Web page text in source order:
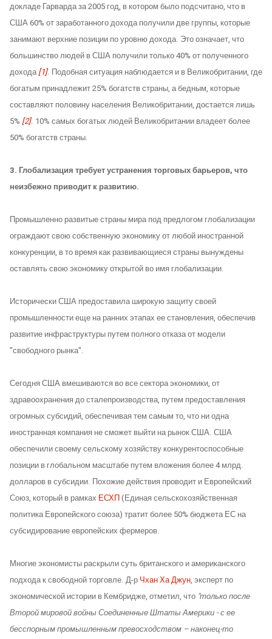
докладе Гарварда за 2005 год, в котором было подсчитано, что в
США 60% от заработанного дохода получили две группы, которые
занимают верхние позиции по уровню дохода. Это означает, что
большинство людей в США получили только 40% от полученного
дохода[1]. Подобная ситуация наблюдается и в Великобритании, где
богатым принадлежит 25% богатств страны, а бедным, которые
составляют половину населения Великобритании, достается лишь
5% [2]. 10% самых богатых людей Великобритании владеет более
50% богатств страны.
3. Глобализация требует устранения торговых барьеров, что
неизбежно приводит к развитию.
Промышленно развитые страны мира под предлогом глобализации
ограждают свою собственную экономику от любой иностранной
конкуренции, в то время как развивающиеся страны вынуждены
оставлять свою экономику открытой во имя глобализации.
Исторически США предоставила широкую защиту своей
промышленности еще на ранних этапах ее становления, обеспечив
развитие инфраструктуры путем полного отказа от модели
"свободного рынка".
Сегодня США вмешиваются во все сектора экономики, от
здравоохранения до сталепроизводства, путем предоставления
огромных субсидий, обеспечивая тем самым то, что ни одна
иностранная компания не сможет выйти на рынок США. США
обеспечили своему сельскому хозяйству конкурентоспособные
позиции в глобальном масштабе путем вложения более 4 млрд.
долларов в субсидии. Похожие действия проводит и Европейский
Союз, который в рамках ЕСХП(Единая сельскохозяйственная
политика Европейского союза) тратит более 50% бюджета ЕС на
субсидирование европейских фермеров.
Многие экономисты раскрыли суть британского и американского
подхода к свободной торговле. Д-р Чхан Ха Джун, эксперт по
экономической истории в Кембридже, отметил, что "только после
Второй мировой войны Соединенные Штаты Америки - с ее
бесспорным промышленным превосходством – наконец-то